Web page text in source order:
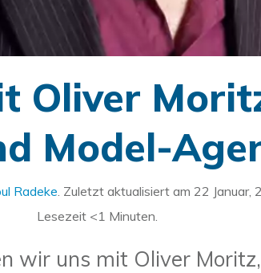
Oliver
Model-
Radeke. Zuletzt aktualisiert am 22 Januar,
Lesezeit <1 Minuten.
wir uns mit Oliver